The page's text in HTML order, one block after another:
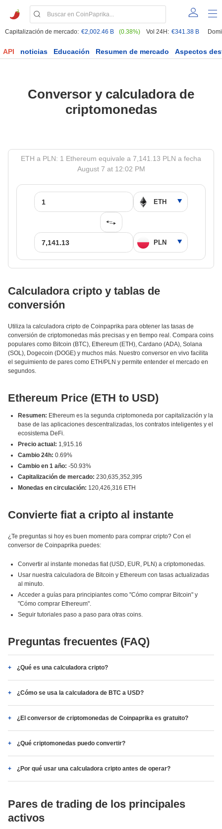
Capitalización de mercado: €2,002.46 B (0.38%) Vol 24H: €341.38 B
API noticias Educación Resumen de mercado Aspectos
Conversor y calculadora de
criptomonedas
ETH a PLN: 1 Ethereum equivale a 7,141.13 PLN a fecha
August 7 at 12:02 PM
Calculadora cripto y tablas de
conversión
Utiliza la calculadora cripto de Coinpaprika para obtener las tasas de
conversión de criptomonedas más precisas y en tiempo real. Compara coins
populares como Bitcoin (BTC), Ethereum (ETH), Cardano (ADA), Solana
(SOL), Dogecoin (DOGE) y muchos más. Nuestro conversor en vivo facilita
el seguimiento de pares como ETH/PLN y permite entender el mercado en
segundos.
Ethereum Price (ETH to USD)
Resumen: Ethereum es la segunda criptomoneda por capitalización y la
base de las aplicaciones descentralizadas, los contratos inteligentes y el
ecosistema DeFi.
Precio actual: 1,915.16
Cambio 24h: 0.69%
Cambio en 1 año: -50.93%
Capitalización de mercado: 230,635,352,395
Monedas en circulación: 120,426,316 ETH
Convierte fiat a cripto al instante
¿Te preguntas si hoy es buen momento para comprar cripto? Con el
conversor de Coinpaprika puedes:
Convertir al instante monedas fiat (USD, EUR, PLN) a criptomonedas.
Usar nuestra calculadora de Bitcoin y Ethereum con tasas actualizadas
al minuto.
Acceder a guías para principiantes como "Cómo comprar Bitcoin" y
"Cómo comprar Ethereum".
Seguir tutoriales paso a paso para otras coins.
Preguntas frecuentes (FAQ)
¿Qué es una calculadora cripto?
¿Cómo se usa la calculadora de BTC a USD?
¿El conversor de criptomonedas de Coinpaprika es gratuito?
¿Qué criptomonedas puedo convertir?
¿Por qué usar una calculadora cripto antes de operar?
Pares de trading de los principales
activos